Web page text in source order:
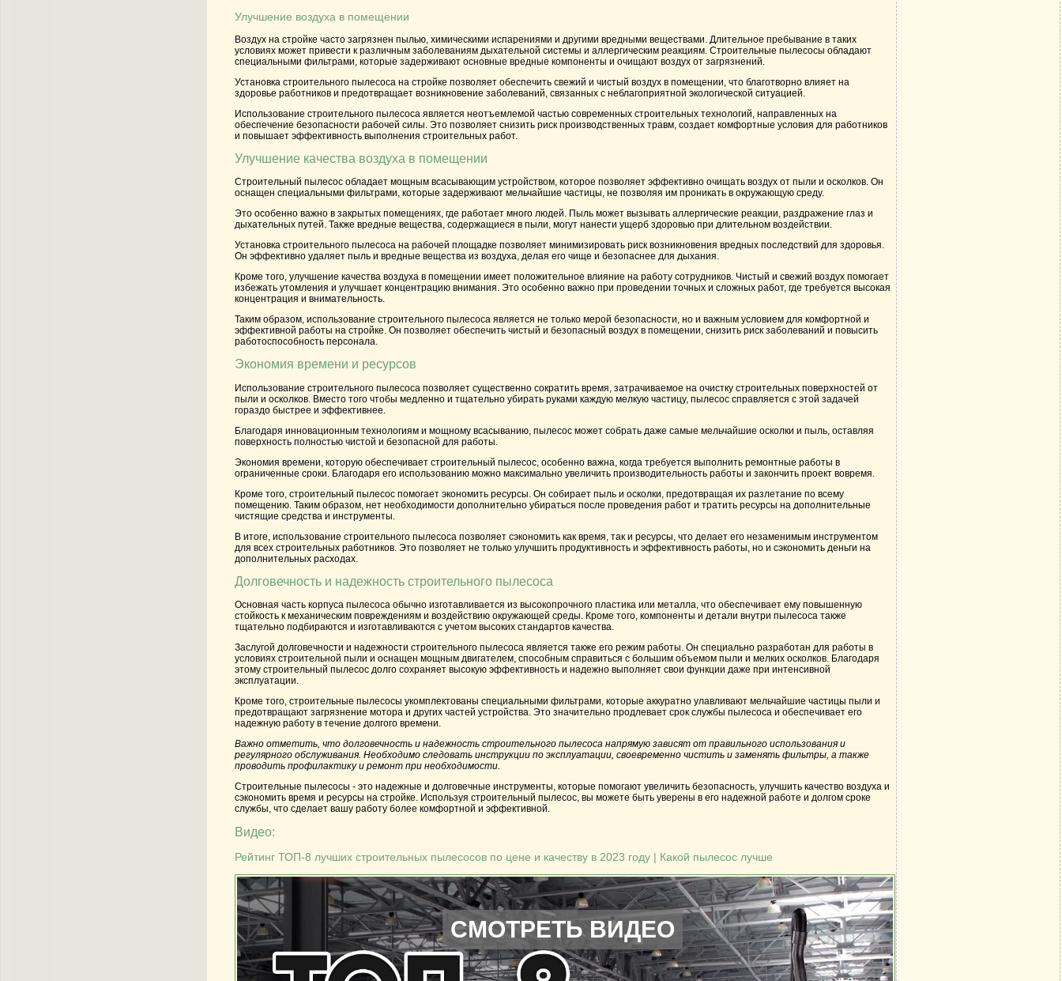
Улучшение воздуха в помещении
Воздух на стройке часто загрязнен пылью, химическими испарениями и другими вредными веществами. Длительное пребывание в таких
условиях может привести к различным заболеваниям дыхательной системы и аллергическим реакциям. Строительные пылесосы обладают
специальными фильтрами, которые задерживают основные вредные компоненты и очищают воздух от загрязнений.
Установка строительного пылесоса на стройке позволяет обеспечить свежий и чистый воздух в помещении, что благотворно влияет на
здоровье работников и предотвращает возникновение заболеваний, связанных с неблагоприятной экологической ситуацией.
Использование строительного пылесоса является неотъемлемой частью современных строительных технологий, направленных на
обеспечение безопасности рабочей силы. Это позволяет снизить риск производственных травм, создает комфортные условия для работников
и повышает эффективность выполнения строительных работ.
Улучшение качества воздуха в помещении
Строительный пылесос обладает мощным всасывающим устройством, которое позволяет эффективно очищать воздух от пыли и осколков. Он
оснащен специальными фильтрами, которые задерживают мельчайшие частицы, не позволяя им проникать в окружающую среду.
Это особенно важно в закрытых помещениях, где работает много людей. Пыль может вызывать аллергические реакции, раздражение глаз и
дыхательных путей. Также вредные вещества, содержащиеся в пыли, могут нанести ущерб здоровью при длительном воздействии.
Установка строительного пылесоса на рабочей площадке позволяет минимизировать риск возникновения вредных последствий для здоровья.
Он эффективно удаляет пыль и вредные вещества из воздуха, делая его чище и безопаснее для дыхания.
Кроме того, улучшение качества воздуха в помещении имеет положительное влияние на работу сотрудников. Чистый и свежий воздух помогает
избежать утомления и улучшает концентрацию внимания. Это особенно важно при проведении точных и сложных работ, где требуется высокая
концентрация и внимательность.
Таким образом, использование строительного пылесоса является не только мерой безопасности, но и важным условием для комфортной и
эффективной работы на стройке. Он позволяет обеспечить чистый и безопасный воздух в помещении, снизить риск заболеваний и повысить
работоспособность персонала.
Экономия времени и ресурсов
Использование строительного пылесоса позволяет существенно сократить время, затрачиваемое на очистку строительных поверхностей от
пыли и осколков. Вместо того чтобы медленно и тщательно убирать руками каждую мелкую частицу, пылесос справляется с этой задачей
гораздо быстрее и эффективнее.
Благодаря инновационным технологиям и мощному всасыванию, пылесос может собрать даже самые мельчайшие осколки и пыль, оставляя
поверхность полностью чистой и безопасной для работы.
Экономия времени, которую обеспечивает строительный пылесос, особенно важна, когда требуется выполнить ремонтные работы в
ограниченные сроки. Благодаря его использованию можно максимально увеличить производительность работы и закончить проект вовремя.
Кроме того, строительный пылесос помогает экономить ресурсы. Он собирает пыль и осколки, предотвращая их разлетание по всему
помещению. Таким образом, нет необходимости дополнительно убираться после проведения работ и тратить ресурсы на дополнительные
чистящие средства и инструменты.
В итоге, использование строительного пылесоса позволяет сэкономить как время, так и ресурсы, что делает его незаменимым инструментом
для всех строительных работников. Это позволяет не только улучшить продуктивность и эффективность работы, но и сэкономить деньги на
дополнительных расходах.
Долговечность и надежность строительного пылесоса
Основная часть корпуса пылесоса обычно изготавливается из высокопрочного пластика или металла, что обеспечивает ему повышенную
стойкость к механическим повреждениям и воздействию окружающей среды. Кроме того, компоненты и детали внутри пылесоса также
тщательно подбираются и изготавливаются с учетом высоких стандартов качества.
Заслугой долговечности и надежности строительного пылесоса является также его режим работы. Он специально разработан для работы в
условиях строительной пыли и оснащен мощным двигателем, способным справиться с большим объемом пыли и мелких осколков. Благодаря
этому строительный пылесос долго сохраняет высокую эффективность и надежно выполняет свои функции даже при интенсивной
эксплуатации.
Кроме того, строительные пылесосы укомплектованы специальными фильтрами, которые аккуратно улавливают мельчайшие частицы пыли и
предотвращают загрязнение мотора и других частей устройства. Это значительно продлевает срок службы пылесоса и обеспечивает его
надежную работу в течение долгого времени.
Важно отметить, что долговечность и надежность строительного пылесоса напрямую зависят от правильного использования и
регулярного обслуживания. Необходимо следовать инструкции по эксплуатации, своевременно чистить и заменять фильтры, а также
проводить профилактику и ремонт при необходимости.
Строительные пылесосы - это надежные и долговечные инструменты, которые помогают увеличить безопасность, улучшить качество воздуха и
сэкономить время и ресурсы на стройке. Используя строительный пылесос, вы можете быть уверены в его надежной работе и долгом сроке
службы, что сделает вашу работу более комфортной и эффективной.
Видео:
Рейтинг ТОП-8 лучших строительных пылесосов по цене и качеству в 2023 году | Какой пылесос лучше
СМОТРЕТЬ ВИДЕО